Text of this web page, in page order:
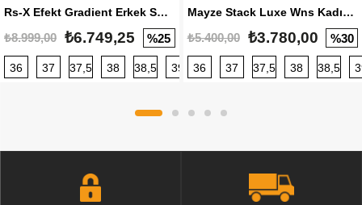
Rs-X Efekt Gradient Erkek Sneaker
₺8.999,00 ₺6.749,25 %25
36 37 37,5 38 38,5 39 40 40,5 41 42 42,5
Mayze Stack Luxe Wns Kadın Sneaker
₺5.400,00 ₺3.780,00 %30
36 37 37,5 38 38,5